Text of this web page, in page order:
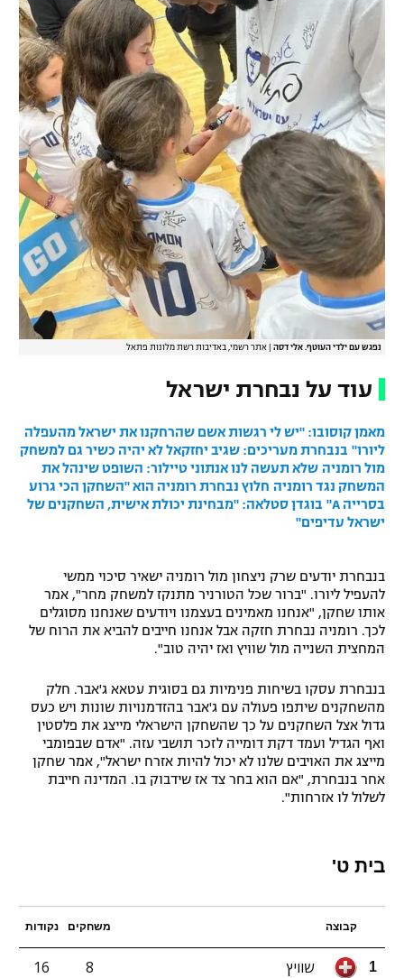
תגיות
המגזין
נפגש עם ילדי העוטף. אלי דסה אתר רשמי, באדיבות רשת מלונות פתאל
עוד על נבחרת ישראל
מאמן קוסובו: "יש לי רגשות אשם שהרחקנו את ישראל מהעפלה
ליורו" בנבחרת מעריכים: שגיב יחזקאל לא יהיה כשיר גם למשחק
מול רומניה שלא תעשה לנו אנתוני טיילור: השופט שינהל את
המשחק נגד רומניה חלוץ נבחרת רומניה הוא "השחקן הכי גרוע
בסרייה A"
בוגדן סטלאה: "מבחינת יכולת אישית, השחקנים של
ישראל עדיפים"
בנבחרת יודעים שרק ניצחון מול רומניה ישאיר סיכוי ממשי
להעפיל ליורו. "ברור שכל הטורניר מתנקז למשחק מחר", אמר
אותו שחקן, "אנחנו מאמינים בעצמנו ויודעים שאנחנו מסוגלים
לכך. רומניה נבחרת חזקה אבל אנחנו חייבים להביא את הרוח של
המחצית השנייה מול שוויץ ואז יהיה טוב".
בנבחרת עסקו בשיחות פנימיות גם בסוגית עטאא ג'אבר. חלק
מהשחקנים שיתפו פעולה עם ג'אבר בהזדמנויות שונות ויש כעס
גדול אצל השחקנים על כך שהשחקן הישראלי מייצג את פלסטין
ואף הגדיל ועמד דקת דומייה לזכר תושבי עזה. "אדם שבפומבי
מייצג את האויבים שלנו לא יכול להיות אזרח ישראל", אמר שחקן
אחר בנבחרת, "אם הוא בחר צד אז שידבוק בו. המדינה חייבת
לשלול לו אזרחות".
בית ט'
קבוצה משחקים נקודות
1 שוויץ 8
16